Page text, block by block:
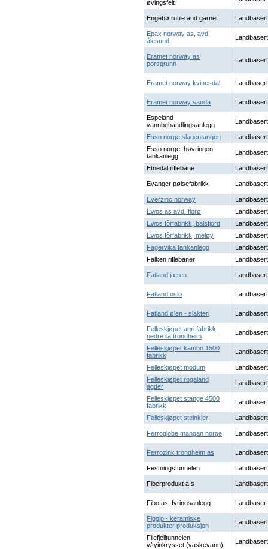
øvingsfelt
Engebø rutile and garnet Landbasert
Epax norway as, avd
ålesund
Landbasert
Eramet norway as
porsgrunn
Landbasert
Eramet norway kvinesdal Landbasert
Eramet norway sauda Landbasert
Espeland
vannbehandlingsanlegg
Landbasert
Esso norge slagentangen
Landbasert
Esso norge, høvringen
tankanlegg
Landbasert
Etnedal riflebane Landbasert
Evanger pølsefabrikk Landbasert
Everzinc norway
Landbasert
Ewos as avd. florø
Landbasert
Ewos fôrfabrikk, balsfjord
Landbasert
Ewos fôrfabrikk, meløy
Landbasert
Fagervika tankanlegg
Landbasert
Falken riflebaner
Landbasert
Fatland jæren Landbasert
Fatland oslo Landbasert
Fatland ølen - slakteri Landbasert
Felleskjøpet agri fabrikk
nedre ila trondheim
Landbasert
Felleskjøpet kambo 1500
fabrikk
Landbasert
Felleskjøpet modum
Landbasert
Felleskjøpet rogaland
agder
Landbasert
Felleskjøpet stange 4500
fabrikk
Landbasert
Felleskjøpet steinkjer Landbasert
Ferroglobe mangan norge Landbasert
Ferrozink trondheim as Landbasert
Festningstunnelen Landbasert
Fiberprodukt a.s Landbasert
Fibo as, fyringsanlegg Landbasert
Figgjo - keramiske
produkter produksjon
Landbasert
Filefjelltunnelen
v/tyinkrysset (vaskevann)
Landbasert